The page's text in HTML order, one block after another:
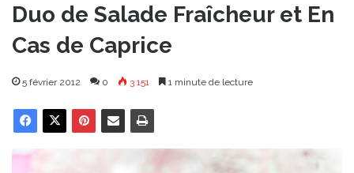
Duo de Salade Fraîcheur et En
Cas de Caprice
5 février 2012 0 3 151 1 minute de lecture